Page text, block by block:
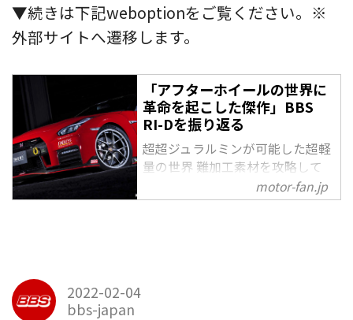
▼続きは下記weboptionをご覧ください。※
外部サイトへ遷移します。
「アフターホイールの世界に
革命を起こした傑作」BBS
RI-Dを振り返る
超超ジュラルミンが可能した超軽
量の世界 難加工素材を攻略して
生まれた驚異の軽量モデル スポ
ーツホイールに求められる性能、
motor-fan.jp
2022-02-04
bbs-japan